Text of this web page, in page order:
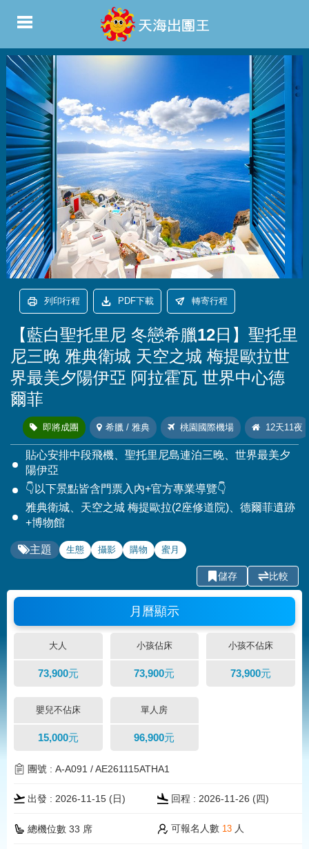
列印行程 PDF下載 轉寄行程
【藍白聖托里尼 冬戀希臘12日】聖托里
尼三晚 雅典衛城 天空之城 梅提歐拉世
界最美夕陽伊亞 阿拉霍瓦 世界中心德
爾菲
即將成團 希臘 / 雅典 桃園國際機場 12天11夜
貼心安排中段飛機、聖托里尼島連泊三晚、世界最美夕
陽伊亞
👇以下景點皆含門票入內+官方專業導覽👇
雅典衛城、天空之城 梅提歐拉(2座修道院)、德爾菲遺跡
+博物館
主題 生態 攝影 購物 蜜月
儲存 比較
月曆顯示
大人 小孩佔床 小孩不佔床
73,900元 73,900元 73,900元
嬰兒不佔床 單人房
15,000元 96,900元
團號 : A-A091 / AE261115ATHA1
出發 : 2026-11-15 (日) 回程 : 2026-11-26 (四)
總機位數 33 席 可報名人數 13 人